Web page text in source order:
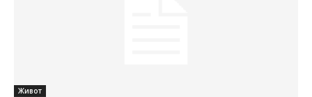
Живот